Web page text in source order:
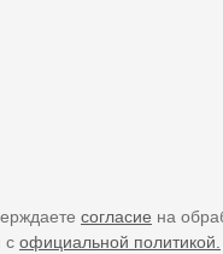
согласие на
с официальной политикой.